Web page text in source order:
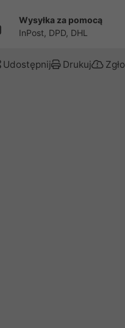
Wysyłka za pomocą
InPost, DPD, DHL
Udostępnij Drukuj